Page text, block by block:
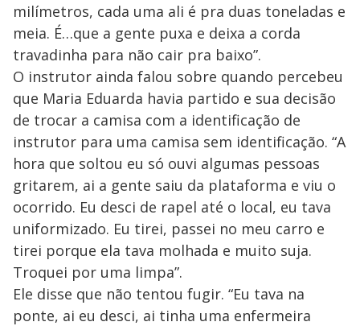
milímetros, cada uma ali é pra duas toneladas e
meia. É…que a gente puxa e deixa a corda
travadinha para não cair pra baixo”.
O instrutor ainda falou sobre quando percebeu
que Maria Eduarda havia partido e sua decisão
de trocar a camisa com a identificação de
instrutor para uma camisa sem identificação. “A
hora que soltou eu só ouvi algumas pessoas
gritarem, ai a gente saiu da plataforma e viu o
ocorrido. Eu desci de rapel até o local, eu tava
uniformizado. Eu tirei, passei no meu carro e
tirei porque ela tava molhada e muito suja.
Troquei por uma limpa”.
Ele disse que não tentou fugir. “Eu tava na
ponte, ai eu desci, ai tinha uma enfermeira